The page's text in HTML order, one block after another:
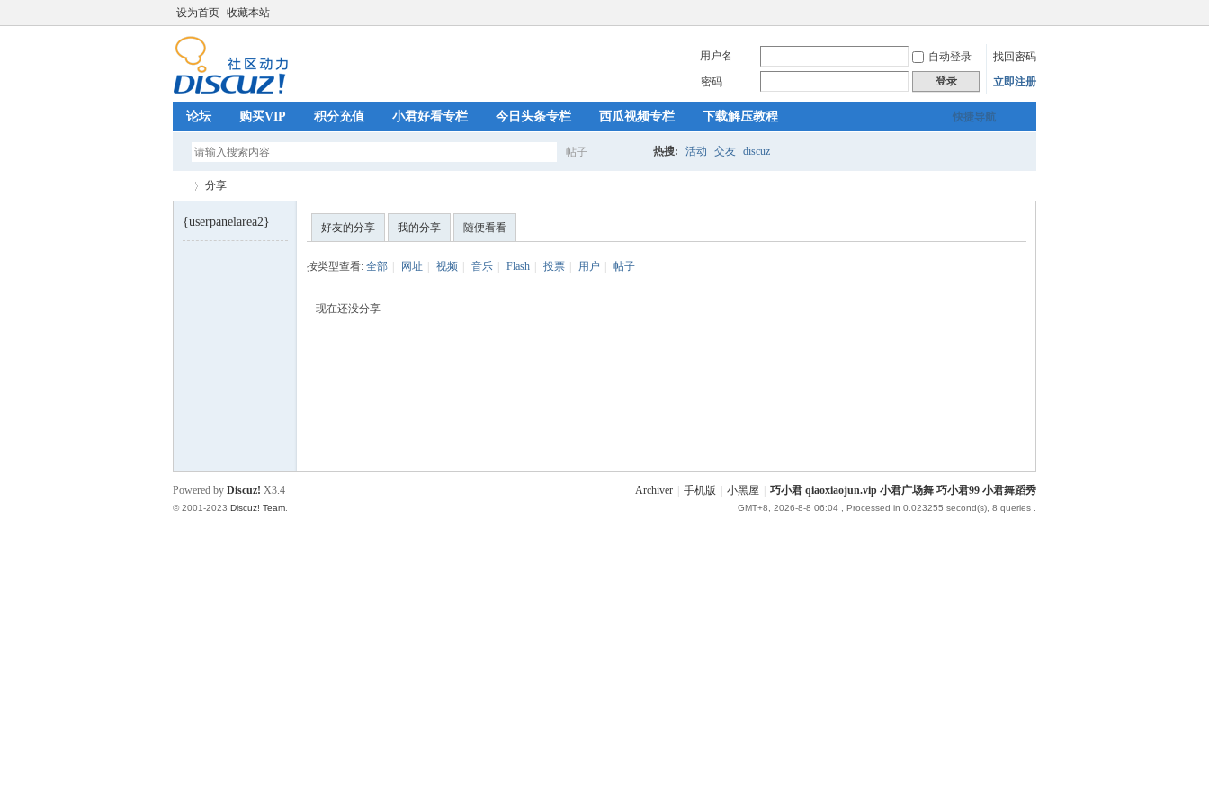
设为首页 收藏本站
用户名 自动登录
找回密码
密码
登录 立即注册
快捷导航
论坛 购买VIP 积分充值 小君好看专栏 今日头条专栏 西瓜视频专栏 下载解压教程
帖子 热搜: 活动 交友 discuz
分享
{userpanelarea2} 好友的分享 我的分享 随便看看
按类型查看: 全部 网址 视频 音乐 Flash 投票 用户 帖子
现在还没分享
Archiver 手机版 小黑屋 巧小君 qiaoxiaojun.vip 小君广场舞 巧小君99 小君舞蹈秀
GMT+8, 2026-8-8 06:04 , Processed in 0.023255 second(s), 8 queries .
Powered by Discuz! X3.4
© 2001-2023 Discuz! Team